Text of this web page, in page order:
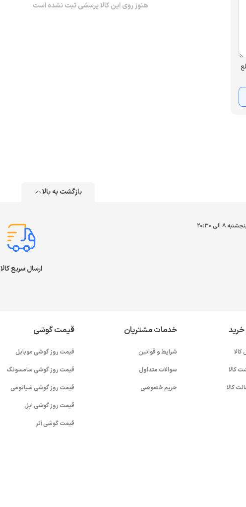
هنوز روی این کالا پرسشی ثبت نشده است
بازگشت به بالا
ارسال سریع کالا
خرید
کالا
کالا
خدمات مشتریان
شرایط و قوانین
سوالات متداول
حریم خصوصی
قیمت گوشی
قیمت روز گوشی موبایل
قیمت روز گوشی سامسونگ
قیمت روز گوشی شیائومی
قیمت روز گوشی اپل
قیمت گوشی آنر